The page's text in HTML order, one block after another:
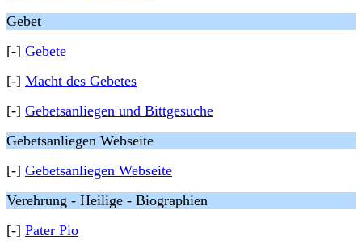
Gebet
[-] Gebete
[-] Macht des Gebetes
[-] Gebetsanliegen und Bittgesuche
Gebetsanliegen Webseite
[-] Gebetsanliegen Webseite
Verehrung - Heilige - Biographien
[-] Pater Pio